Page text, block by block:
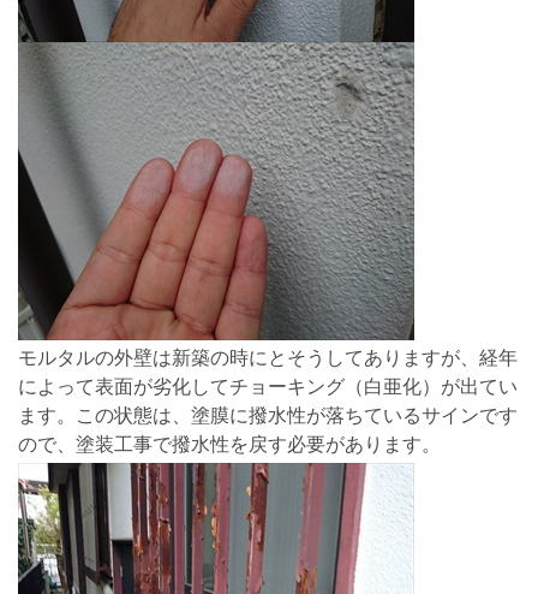
モルタルの外壁は新築の時にとそうしてありますが、経年
によって表面が劣化してチョーキング（白亜化）が出てい
ます。この状態は、塗膜に撥水性が落ちているサインです
ので、塗装工事で撥水性を戻す必要があります。